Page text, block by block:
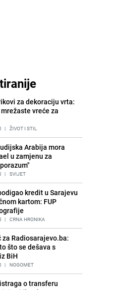
Policija zaprimila
na teren
| CRNA HRONIKA
Merlin pojede prije
Njegov ritual
SHOWBIZ
MUP RS
s ljiljanima i
vozača iz Bosanskog
BOSNA I HERCEGOVINA
se mravi u kući? Bez
najbolji načini da ih se
| ŽIVOT I STIL
travnjak stadiona
tri koncerta Dine
za dekoraciju vrta:
vreće za
| ŽIVOT I STIL
Arabija mora
u zamjenu za
| SVIJET
kredit u Sarajevu
kartom: FUP
| CRNA HRONIKA
za Radiosarajevo.ba:
što se dešava s
BiH
| NOGOMET
o transferu